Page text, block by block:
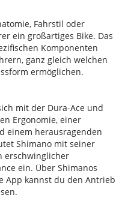
Fahrstil oder
ein großartiges Bike. Das
Komponenten
ganz gleich welchen
ermöglichen.
mit der Dura-Ace und
Ergonomie, einer
einem herausragenden
Shimano mit seiner
erschwinglicher
ein. Über Shimanos
App kannst du den Antrieb